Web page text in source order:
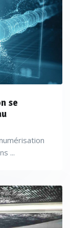
se
...